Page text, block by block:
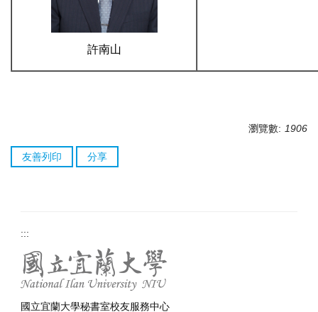
許南山
瀏覽數: 1906
友善列印 分享
:::
國立宜蘭大學秘書室校友服務中心